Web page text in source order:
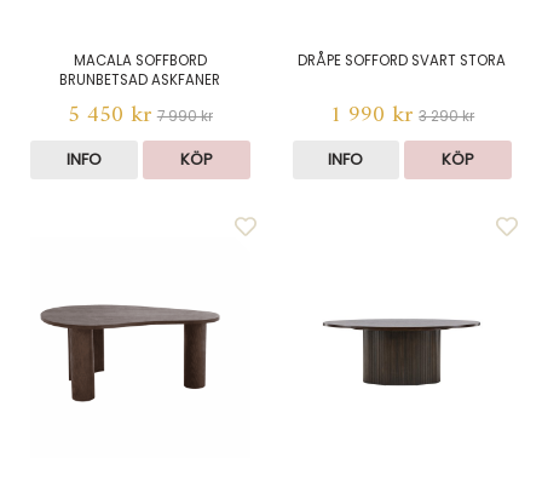
MACALA SOFFBORD
BRUNBETSAD ASKFANER
5 450 kr 7 990 kr
INFO KÖP
DRÅPE SOFFORD SVART STORA
1 990 kr 3 290 kr
INFO KÖP